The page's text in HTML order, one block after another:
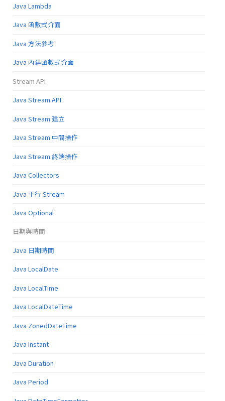
Java Lambda
Java 函數式介面
Java 方法參考
Java 內建函數式介面
Stream API
Java Stream API
Java Stream 建立
Java Stream 中間操作
Java Stream 終端操作
Java Collectors
Java 平行 Stream
Java Optional
日期與時間
Java 日期時間
Java LocalDate
Java LocalTime
Java LocalDateTime
Java ZonedDateTime
Java Instant
Java Duration
Java Period